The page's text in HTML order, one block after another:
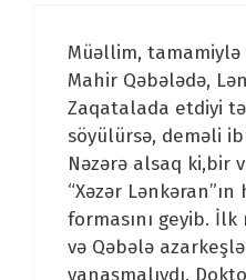
Müəllim,
Mahir Qəbələdə,
Zaqatalada etdiyi
söyülürsə, deməli
Nəzərə alsaq ki,bir
“Xəzər
formasını geyib.
və Qəbələ
yanaşmalıydı.